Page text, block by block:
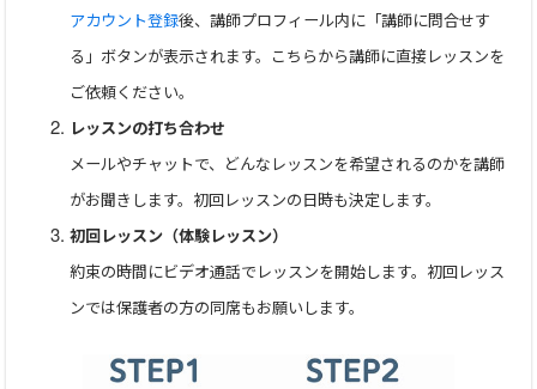
初めてのレッスンの前には、お１人お１人事前ヒアリングを
--------------------------------
こんなお子様に…
【ボーカルレッスン（ボイトレ）】
・自分の良いところを知りたい
アカウント登録後、講師プロフィール内に「講師に問合せす
る」ボタンが表示されます。こちらから講師に直接レッスンを
ご依頼ください。
レッスンの打ち合わせ
メールやチャットで、どんなレッスンを希望されるのかを講師
がお聞きします。初回レッスンの日時も決定します。
初回レッスン（体験レッスン）
約束の時間にビデオ通話でレッスンを開始します。初回レッス
ンでは保護者の方の同席もお願いします。